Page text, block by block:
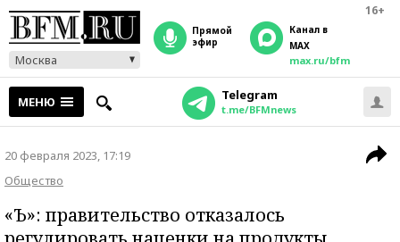
16+
Москва
прямой
эфир
Канал в
MAX
max.ru/bfm
МЕНЮ Telegram
t.me/BFMnews
20 февраля 2023, 17:19
Общество
«Ъ»: правительство отказалось